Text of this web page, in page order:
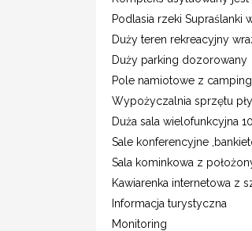
Podlasia rzeki
Duży teren rekreacyjny
Duży parking dozorowany
Pole namiotowe z
Wypożyczalnia sprzętu
Duża sala wielofunkcyjna
Sale konferencyjne
Sala kominkowa z
Kawiarenka internetowa z
Informacja turystyczna
Monitoring